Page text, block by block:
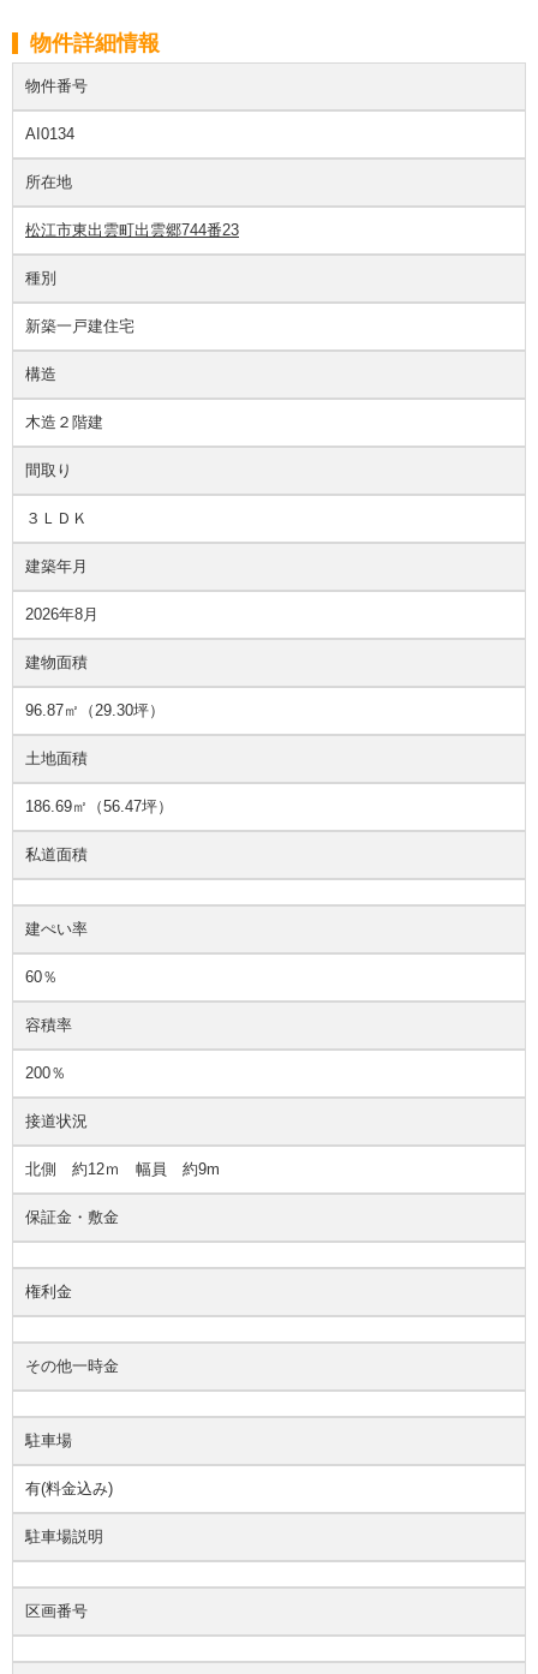
物件詳細情報
物件番号
AI0134
所在地
松江市東出雲町出雲郷744番23
種別
新築一戸建住宅
構造
木造２階建
間取り
３ＬＤＫ
建築年月
2026年8月
建物面積
96.87㎡（29.30坪）
土地面積
186.69㎡（56.47坪）
私道面積
建ぺい率
60％
容積率
200％
接道状況
北側 約12ｍ 幅員 約9m
保証金・敷金
権利金
その他一時金
駐車場
有(料金込み)
駐車場説明
区画番号